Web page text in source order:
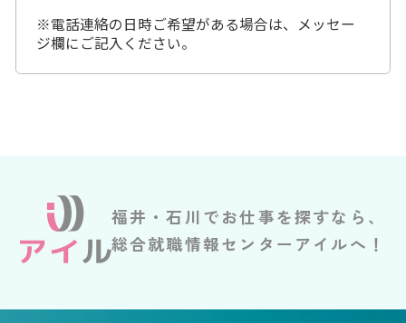
※電話連絡の日時ご希望がある場合は、メッセー
ジ欄にご記入ください。
福井・石川でお仕事を探すなら、
総合就職情報センターアイルへ！